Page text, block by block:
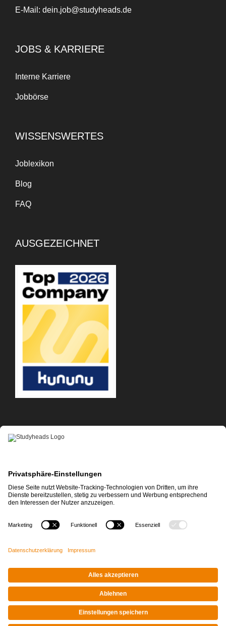
E-Mail: dein.job@studyheads.de
JOBS & KARRIERE
Interne Karriere
Jobbörse
WISSENSWERTES
Joblexikon
Blog
FAQ
AUSGEZEICHNET
Impressum|Datenschutz
© STUDYHEADS, 2026